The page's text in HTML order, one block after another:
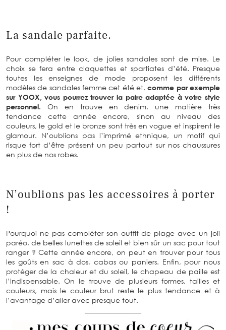
La sandale parfaite.
Pour compléter le look, de jolies sandales sont de mise. Le
choix se fera entre claquettes et spartiates d’été. Presque
toutes les enseignes de mode proposent les différents
modèles de sandales femme cet été et,comme par exemple
sur YOOX, vous pourrez trouver la paire adaptée à votre style
personnel. On en trouve en denim, une matière très
tendance cette année encore, sinon au niveau des
couleurs, le gold et le bronze sont très en vogue et inspirent le
glamour. N’oublions pas l’imprimé ethnique, un motif qui
risque fort d’être présent un peu partout sur nos chaussures
en plus de nos robes.
N’oublions pas les accessoires à porter
!
Pourquoi ne pas compléter son outfit de plage avec un joli
paréo, de belles lunettes de soleil et bien sûr un sac pour tout
ranger ? Cette année encore, on peut en trouver pour tous
les goûts en sac à dos, cabas ou paniers. Enfin, pour nous
protéger de la chaleur et du soleil, le chapeau de paille est
l’indispensable. On le trouve de plusieurs formes, tailles et
couleurs, mais le couleur brut reste le plus tendance et à
l’avantage d’aller avec presque tout.